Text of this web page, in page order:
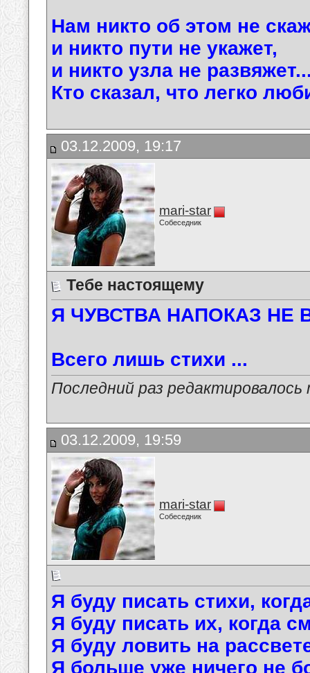
Нам никто об этом не
и никто пути не укажет,
и никто узла не
Кто сказал, что легко
03.12.2009, 19:17
mari-star
Собеседник
Тебе настоящему
Я ЧУВСТВА НАПОКАЗ НЕ
Всего лишь стихи ...
Последний раз
03.12.2009, 19:59
mari-star
Собеседник
Я буду писать стихи,
Я буду писать их, когда
Я буду ловить на
Я больше уже ничего не